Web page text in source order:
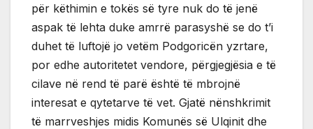
për këthimin e tokës së tyre nuk do të jenë
aspak të lehta duke amrrë parasyshë se do t’i
duhet të luftojë jo vetëm Podgoricën yzrtare,
por edhe autoritetet vendore, përgjegjësia e të
cilave në rend të parë është të mbrojnë
interesat e qytetarve të vet. Gjatë nënshkrimit
të marrveshjes midis Komunës së Ulqinit dhe